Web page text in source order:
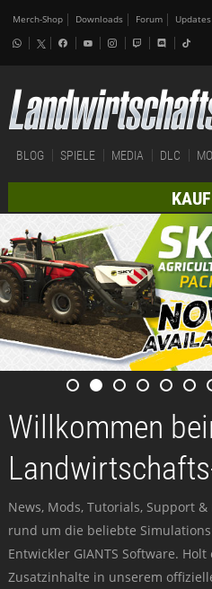
Merch-Shop Downloads Forum Updates
BLOG SPIELE MEDIA DLC
Willkommen
News, Mods, Tutorials, Support
rund um die beliebte
Entwickler GIANTS Software.
Zusatzinhalte in unserem